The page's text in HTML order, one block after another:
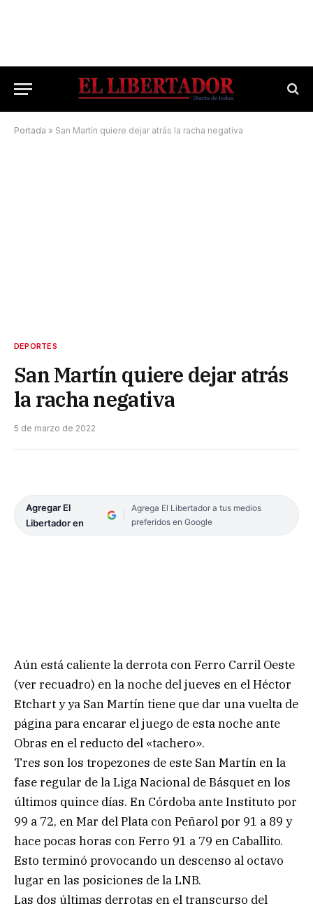
Portada » San Martín quiere dejar atrás la racha negativa
DEPORTES
San Martín quiere dejar atrás
la racha negativa
5 de marzo de 2022
Agregar El
Libertador en
Agrega El Libertador a tus medios
preferidos en Google
Aún está caliente la derrota con Ferro Carril Oeste
(ver recuadro) en la noche del jueves en el Héctor
Etchart y ya San Martín tiene que dar una vuelta de
página para encarar el juego de esta noche ante
Obras en el reducto del «tachero».
Tres son los tropezones de este San Martín en la
fase regular de la Liga Nacional de Básquet en los
últimos quince días. En Córdoba ante Instituto por
99 a 72, en Mar del Plata con Peñarol por 91 a 89 y
hace pocas horas con Ferro 91 a 79 en Caballito.
Esto terminó provocando un descenso al octavo
lugar en las posiciones de la LNB.
Las dos últimas derrotas en el transcurso del